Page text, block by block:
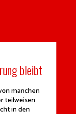
bleibt
manchen
teilweisen
in den